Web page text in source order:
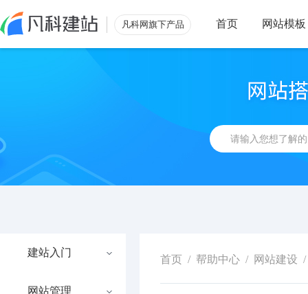
凡科网旗下产品 首页 网站模板
建站入门
网站管理
首页 / 帮助中心 / 网站建设 /